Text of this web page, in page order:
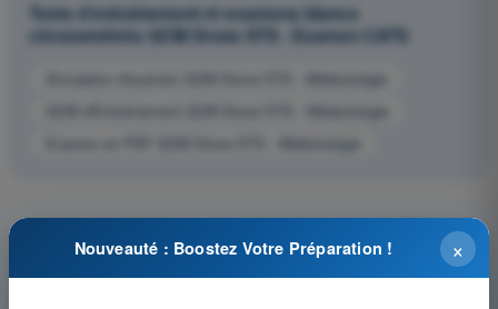
Tests d'entraînement et examens blancs
chronométrés QCM Drone STS - Examen CATS
Simulation d'examen QCM Drone STS - Météorologie
QCM d'Entraînement QCM Drone STS - Météorologie
Examen en PDF QCM Drone STS - Météorologie
×
Nouveauté : Boostez Votre Préparation !